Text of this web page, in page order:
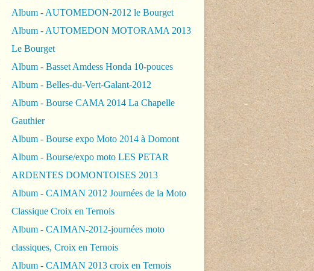
Album - AUTOMEDON-2012 le Bourget
Album - AUTOMEDON MOTORAMA 2013
Le Bourget
Album - Basset Amdess Honda 10-pouces
Album - Belles-du-Vert-Galant-2012
Album - Bourse CAMA 2014 La Chapelle
Gauthier
Album - Bourse expo Moto 2014 à Domont
Album - Bourse/expo moto LES PETAR
ARDENTES DOMONTOISES 2013
Album - CAIMAN 2012 Journées de la Moto
Classique Croix en Ternois
Album - CAIMAN-2012-journées moto
classiques, Croix en Ternois
Album - CAIMAN 2013 croix en Ternois